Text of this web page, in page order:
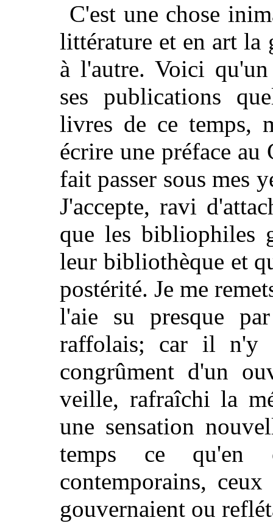
C'est une chose
littérature et en art la
à l'autre. Voici
ses publications
livres de ce temps,
écrire une préface
fait passer sous mes
J'accepte, ravi
que les bibliophiles
leur bibliothèque et
postérité. Je me
l'aie su presque
raffolais; car il n'y
congrûment d'un
veille, rafraîchi la
une sensation
temps ce
contemporains,
gouvernaient ou